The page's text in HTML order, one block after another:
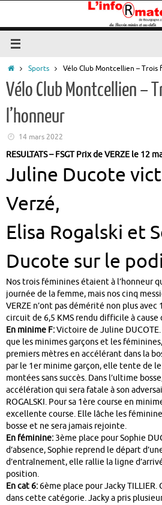
contenu
Accueil
Sports Vélo Club Montcellien – Trois
Vélo Club Montcellien –
l’honneur
14 mars 2022
RESULTATS – FSGT Prix de VERZE le 12
Juline Ducote
Verzé,
Elisa Rogalski et
Ducote sur le
Nos trois féminines étaient à l’honneur
journée de la femme, mais nos cinq
VERZE n’ont pas démérité non plus
circuit de 6,5 KMS rendu difficile à cause
En minime F:Victoire de Juline
que les minimes garçons et les
premiers mètres en accélérant dans la
par le 1er minime garçon, elle tente de
montées sans succès. Dans l’ultime
accélération qui sera fatale à son
ROGALSKI. Pour sa 1ère course en
excellente course. Elle lâche les
bosse et ne sera jamais rejointe.
En féminine:3ème place pour Sophie
d’absence, Sophie reprend le départ
d’entraînement, elle rallie la ligne
position.
En cat 6:6ème place pour Jacky TILLIER.
dans cette catégorie. Jacky a pris